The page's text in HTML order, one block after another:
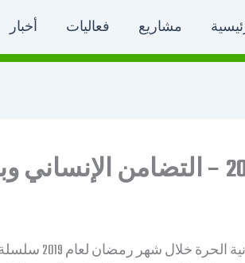
مشاريع فعاليات أخبار
أقامت